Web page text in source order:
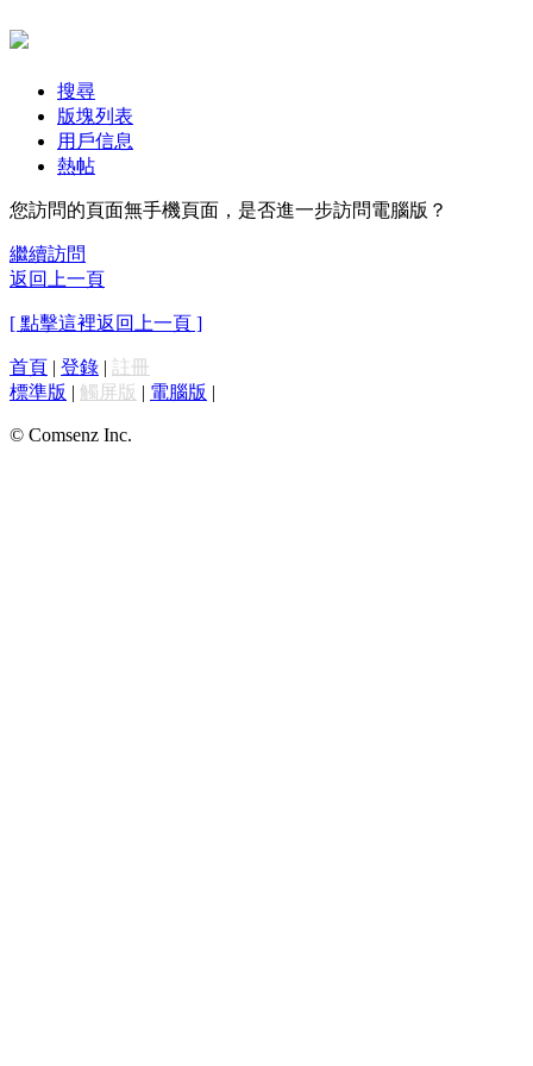
搜尋
版塊列表
用戶信息
熱帖
您訪問的頁面無手機頁面，是否進一步訪問電腦版？
繼續訪問
返回上一頁
[ 點擊這裡返回上一頁 ]
首頁 | 登錄 | 註冊
標準版 | 觸屏版 | 電腦版 |
© Comsenz Inc.